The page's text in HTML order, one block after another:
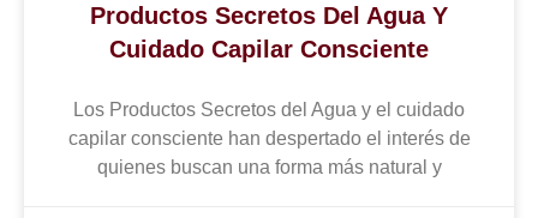
Productos Secretos Del Agua Y
Cuidado Capilar Consciente
Los Productos Secretos del Agua y el cuidado
capilar consciente han despertado el interés de
quienes buscan una forma más natural y